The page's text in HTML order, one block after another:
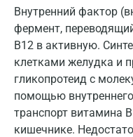
Внутренний фактор
фермент,
В12 в активную.
клетками желудка и
гликопротеид с
помощью
транспорт витамина
кишечнике.